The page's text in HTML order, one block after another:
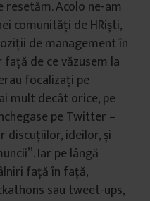
Acolo ne-am
comunități de HRiști,
de management în
de ce văzusem la
focalizați pe
mult decât orice, pe
pe Twitter –
discuțiilor, ideilor, și
Iar pe lângă
față în față,
sau tweet-ups,